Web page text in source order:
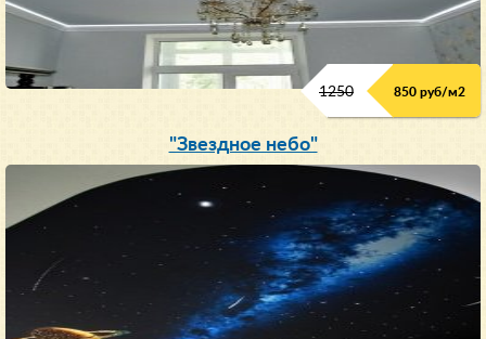
1250 850 руб/м2
"Звездное небо"